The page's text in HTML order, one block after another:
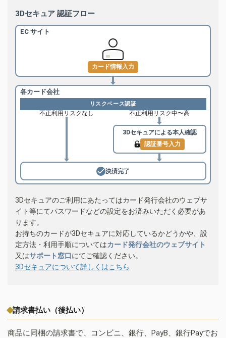
3Dセキュア 認証フロー
EC サイト
カード情報入力
各カード会社
リスクベース認証
不正利用リスクなし 不正利用リスク中〜高
3Dセキュアによる本人確認
認証番号入力
決済完了
3Dセキュアのご利用にあたってはカード発行会社のウェブサ
イト等にてパスワードなどの設定をお済みいただく必要があ
ります。
お持ちのカードが3Dセキュアに対応しているかどうかや、設
定方法・利用手順についてはカード発行会社のウェブサイト
又はサポート窓口にてご確認ください。
3Dセキュアについて詳しくはこちら
請求書払い（後払い）
商品に同梱の請求書で、コンビニ、銀行、PayB、銀行Payでお